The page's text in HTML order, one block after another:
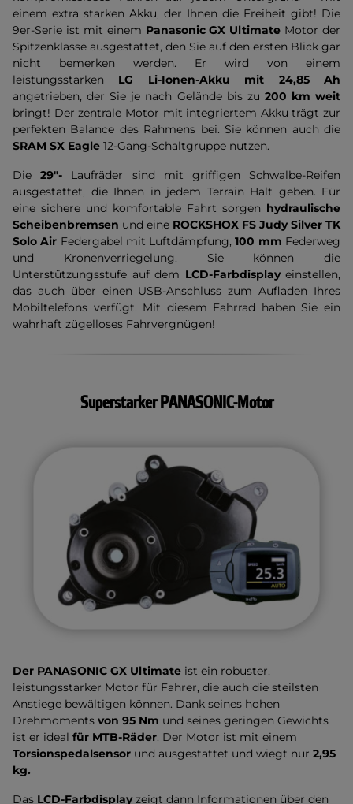
einem extra starken Akku, der Ihnen die Freiheit gibt! Die
9er-Serie ist mit einem Panasonic GX Ultimate Motor der
Spitzenklasse ausgestattet, den Sie auf den ersten Blick gar
nicht bemerken werden. Er wird von einem
leistungsstarken LG Li-Ionen-Akku mit 24,85 Ah
angetrieben, der Sie je nach Gelände bis zu 200 km weit
bringt! Der zentrale Motor mit integriertem Akku trägt zur
perfekten Balance des Rahmens bei. Sie können auch die
SRAM SX Eagle 12-Gang-Schaltgruppe nutzen.
Die29"- Laufräder sind mit griffigen Schwalbe-Reifen
ausgestattet, die Ihnen in jedem Terrain Halt geben. Für
eine sichere und komfortable Fahrt sorgen hydraulische
Scheibenbremsen und eine ROCKSHOX FS Judy Silver TK
Solo Air Federgabel mit Luftdämpfung,100 mm Federweg
und Kronenverriegelung. Sie können die
Unterstützungsstufe auf dem LCD-Farbdisplayeinstellen,
das auch über einen USB-Anschluss zum Aufladen Ihres
Mobiltelefons verfügt. Mit diesem Fahrrad haben Sie ein
wahrhaft zügelloses Fahrvergnügen!
Superstarker PANASONIC-Motor
Der PANASONIC GX Ultimate ist ein robuster,
leistungsstarker Motor für Fahrer, die auch die steilsten
Anstiege bewältigen können. Dank seines hohen
Drehmoments von 95 Nm und seines geringen Gewichts
ist er ideal für MTB-Räder. Der Motor ist mit einem
Torsionspedalsensor und ausgestattet und wiegt nur 2,95
kg.
Das LCD-Farbdisplayzeigt dann Informationen über den